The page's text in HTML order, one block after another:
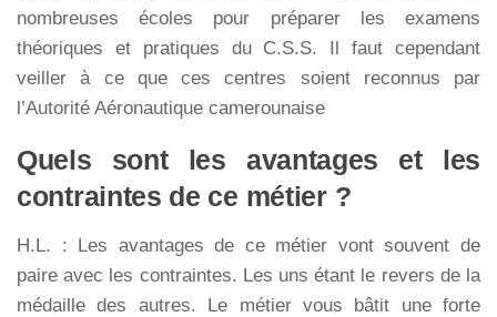
nombreuses écoles pour préparer les examens
théoriques et pratiques du C.S.S. Il faut cependant
veiller à ce que ces centres soient reconnus par
l’Autorité Aéronautique camerounaise
Quels sont les avantages et les
contraintes de ce métier ?
H.L. : Les avantages de ce métier vont souvent de
paire avec les contraintes. Les uns étant le revers de la
médaille des autres. Le métier vous bâtit une forte